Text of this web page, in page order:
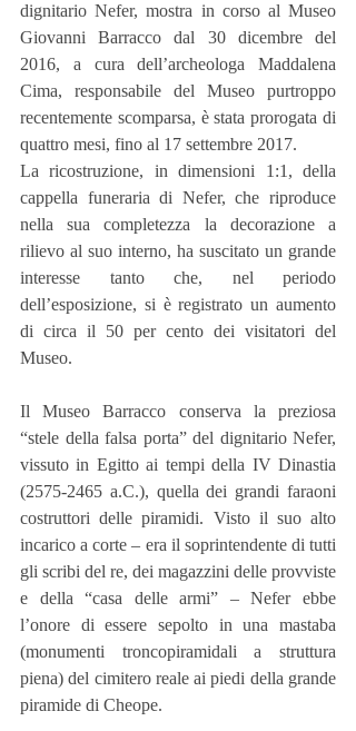
dignitario Nefer, mostra in corso al Museo
Giovanni Barracco dal 30 dicembre del
2016, a cura dell’archeologa Maddalena
Cima, responsabile del Museo purtroppo
recentemente scomparsa, è stata prorogata di
quattro mesi, fino al 17 settembre 2017.
La ricostruzione, in dimensioni 1:1, della
cappella funeraria di Nefer, che riproduce
nella sua completezza la decorazione a
rilievo al suo interno, ha suscitato un grande
interesse tanto che, nel periodo
dell’esposizione, si è registrato un aumento
di circa il 50 per cento dei visitatori del
Museo.
Il Museo Barracco conserva la preziosa
“stele della falsa porta” del dignitario Nefer,
vissuto in Egitto ai tempi della IV Dinastia
(2575-2465 a.C.), quella dei grandi faraoni
costruttori delle piramidi. Visto il suo alto
incarico a corte – era il soprintendente di tutti
gli scribi del re, dei magazzini delle provviste
e della “casa delle armi” – Nefer ebbe
l’onore di essere sepolto in una mastaba
(monumenti troncopiramidali a struttura
piena) del cimitero reale ai piedi della grande
piramide di Cheope.